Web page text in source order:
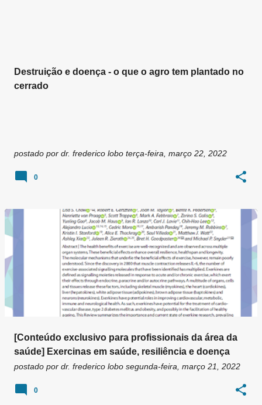
Destruição e doença - o que o agro tem plantado no
cerrado
postado por dr. frederico lobo terça-feira, março 22, 2022
0
[Conteúdo exclusivo para profissionais da área da
saúde] Exercinas em saúde, resiliência e doença
postado por dr. frederico lobo segunda-feira, março 21, 2022
0